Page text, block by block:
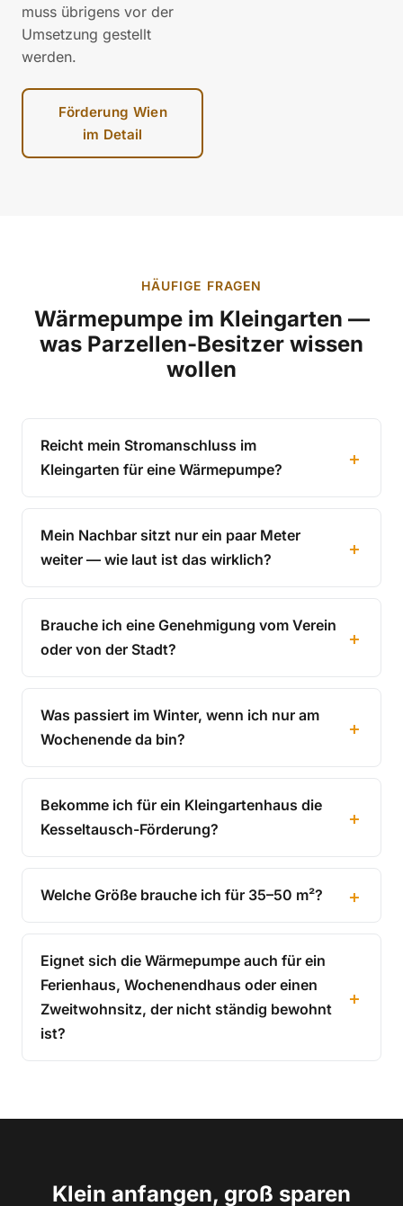
muss übrigens vor der
Umsetzung gestellt
werden.
Förderung Wien
im Detail
HÄUFIGE FRAGEN
Wärmepumpe im Kleingarten —
was Parzellen-Besitzer wissen
wollen
Reicht mein Stromanschluss im
Kleingarten für eine Wärmepumpe?
Mein Nachbar sitzt nur ein paar Meter
weiter — wie laut ist das wirklich?
Brauche ich eine Genehmigung vom Verein
oder von der Stadt?
Was passiert im Winter, wenn ich nur am
Wochenende da bin?
Bekomme ich für ein Kleingartenhaus die
Kesseltausch-Förderung?
Welche Größe brauche ich für 35–50 m²?
Eignet sich die Wärmepumpe auch für ein
Ferienhaus, Wochenendhaus oder einen
Zweitwohnsitz, der nicht ständig bewohnt
ist?
Klein anfangen, groß sparen